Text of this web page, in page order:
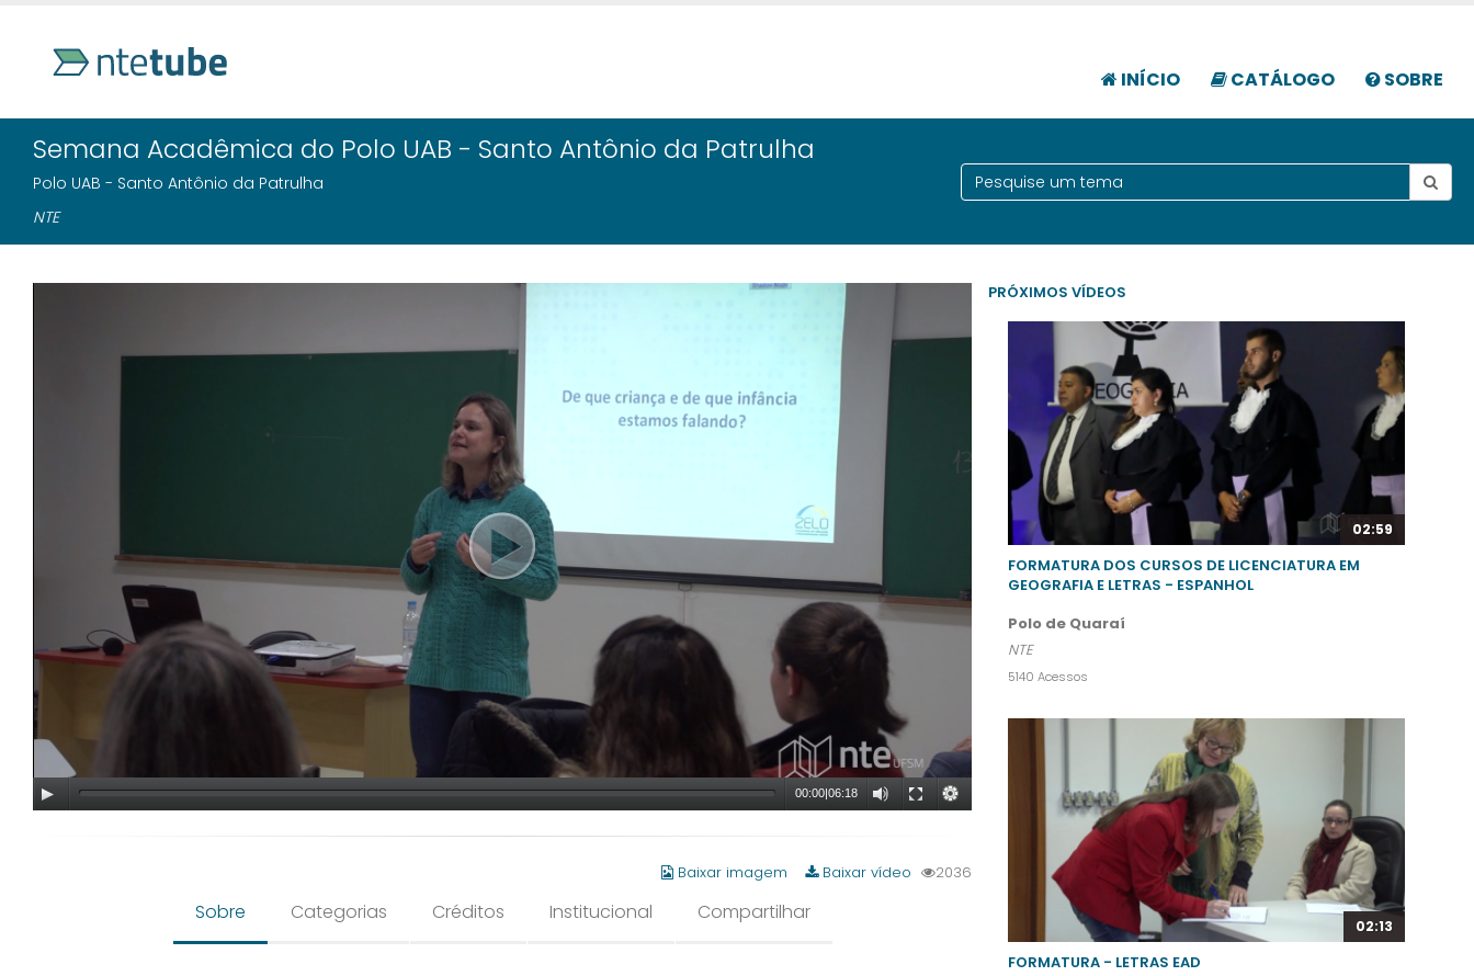
INÍCIO CATÁLOGO SOBRE
Semana Acadêmica do Polo UAB - Santo Antônio da Patrulha
Polo UAB - Santo Antônio da Patrulha
NTE
00:00|06:18
Baixar imagem Baixar vídeo 2036
Sobre Categorias Créditos Institucional Compartilhar
PRÓXIMOS VÍDEOS
02:59
FORMATURA DOS CURSOS DE LICENCIATURA EM
GEOGRAFIA E LETRAS - ESPANHOL
Polo de Quaraí
NTE
5140 Acessos
02:13
FORMATURA - LETRAS EAD